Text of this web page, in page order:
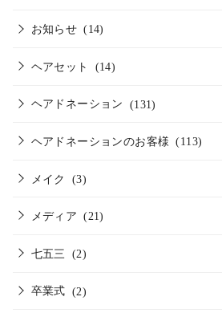
お知らせ (14)
ヘアセット (14)
ヘアドネーション (131)
ヘアドネーションのお客様 (113)
メイク (3)
メディア (21)
七五三 (2)
卒業式 (2)